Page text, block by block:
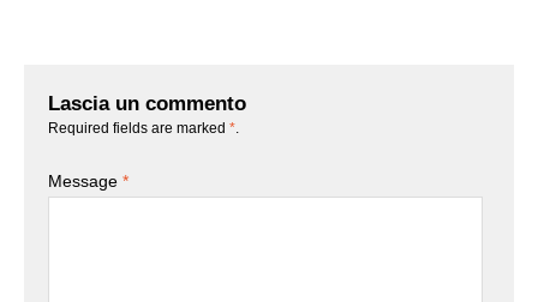
Lascia un commento
Required fields are marked *
Message *